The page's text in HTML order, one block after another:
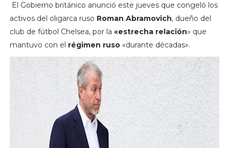
El Gobierno británico anunció este jueves que congeló los
activos del oligarca ruso Roman Abramovich, dueño del
club de fútbol Chelsea, por la «estrecha relación» que
mantuvo con el régimen ruso«durante décadas».